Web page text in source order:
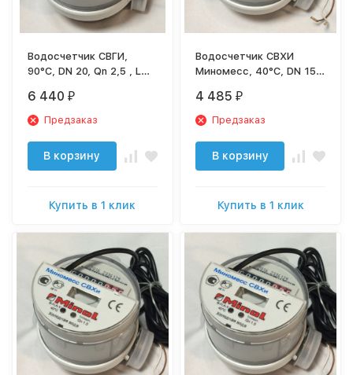
Водосчетчик СВГИ,
90°C, DN 20, Qn 2,5 , L
с присоед.
6 440 ₽
Предзаказ
В корзину
Купить в 1 клик
Водосчетчик СВХИ
Миномесс, 40°C, DN 15,
(1L/Imp.), без присоед.
4 485 ₽
Предзаказ
В корзину
Купить в 1 клик